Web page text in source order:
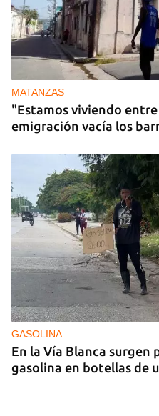
MATANZAS
"Estamos viviendo
emigración vacía los
GASOLINA
En la Vía Blanca surgen
gasolina en botellas de